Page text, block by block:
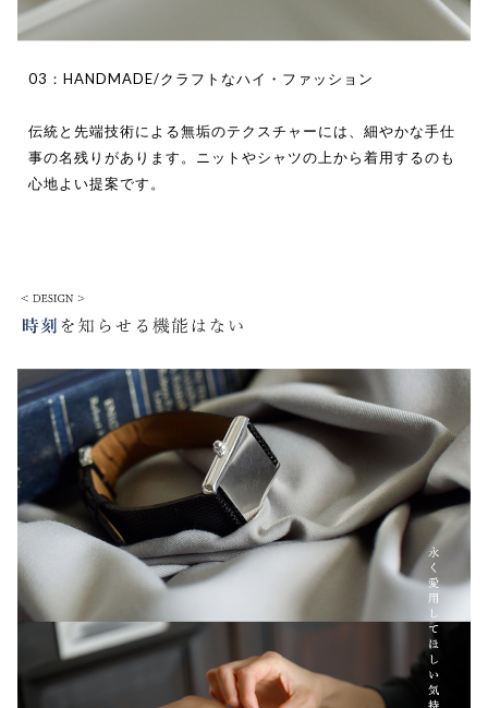
03：HANDMADE/クラフトなハイ・ファッション
伝統と先端技術による無垢のテクスチャーには、細やかな手仕
事の名残りがあります。ニットやシャツの上から着用するのも
心地よい提案です。